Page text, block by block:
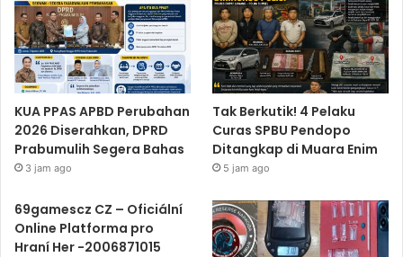
KUA PPAS APBD Perubahan
2026 Diserahkan, DPRD
Prabumulih Segera Bahas
3 jam ago
Tak Berkutik! 4 Pelaku
Curas SPBU Pendopo
Ditangkap di Muara Enim
5 jam ago
69gamescz CZ – Oficiální
Online Platforma pro
Hraní Her -2006871015